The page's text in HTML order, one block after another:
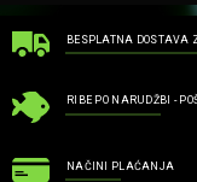
BESPLATNA DOSTAVA
RIBE PO NARUDŽBI -
NAČINI PLAĆANJA